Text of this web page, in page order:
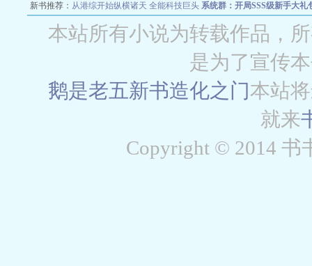
新书推荐： 从港综开始纵横诸天 全能科技巨头 系统群：开局SSS级新手大礼
穿梭致富从
本站所有小说为转载作品，
是为了宣传
鹅是老五新书造化之门本站
就来
Copyright © 2014 书